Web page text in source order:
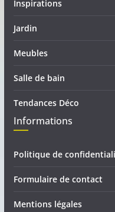
Inspirations
Jardin
Meubles
Salle de bain
Tendances Déco
Informations
Politique de
Formulaire de contact
Mentions légales